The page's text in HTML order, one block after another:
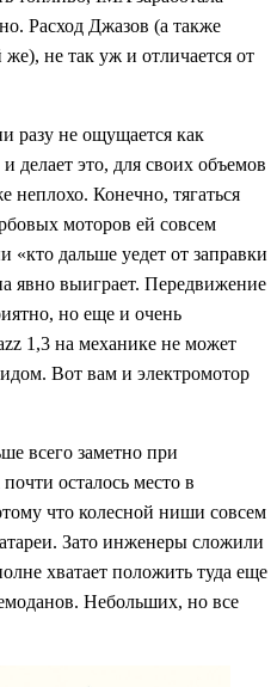
Расход Джазов (а также
не так уж и отличается от
разу не ощущается как
делает это, для своих объемов
неплохо. Конечно, тягаться
моторов ей совсем
«кто дальше уедет от заправки
явно выиграет. Передвижение
но еще и очень
1,3 на механике не может
Вот вам и электромотор
всего заметно при
осталось место в
что колесной ниши совсем
Зато инженеры сложили
хватает положить туда еще
Небольших, но все